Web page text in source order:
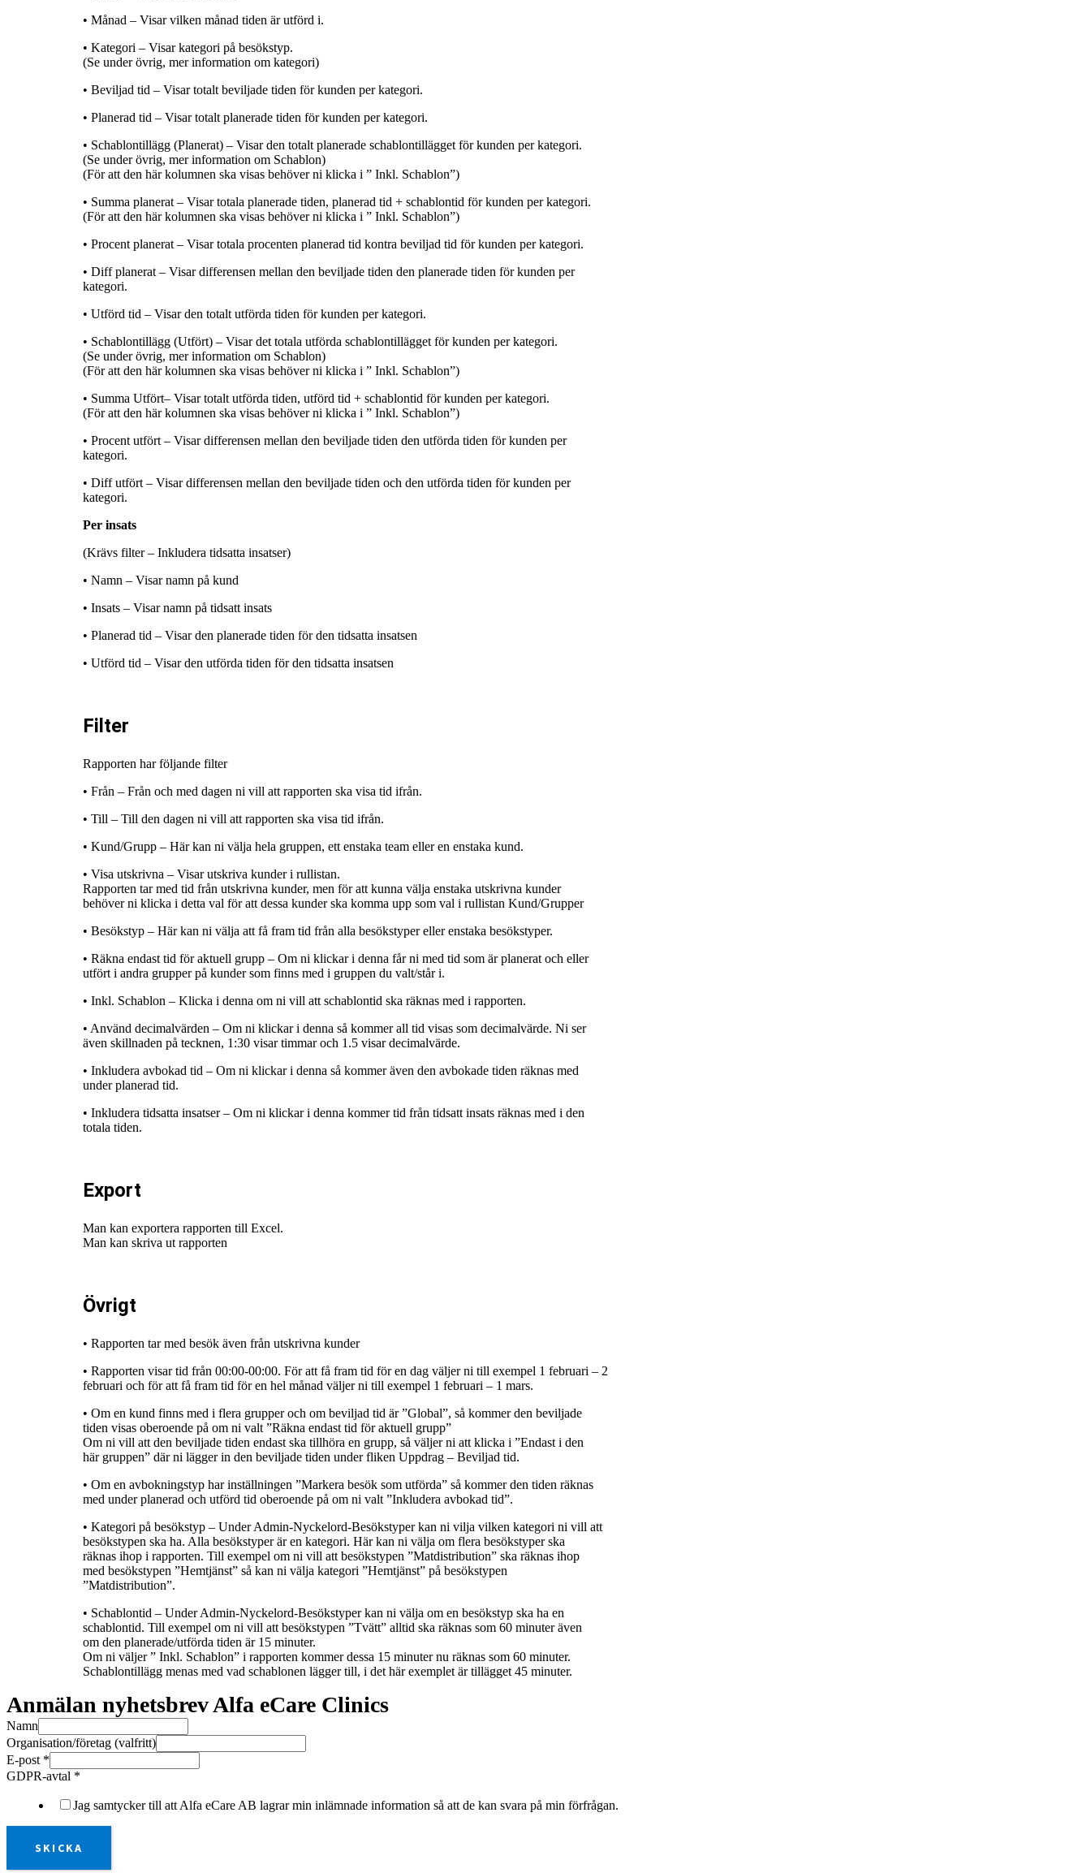
• Månad – Visar vilken månad tiden är utförd i.
• Kategori – Visar kategori på besökstyp.
(Se under övrig, mer information om kategori)
• Beviljad tid – Visar totalt beviljade tiden för kunden per kategori.
• Planerad tid – Visar totalt planerade tiden för kunden per kategori.
• Schablontillägg (Planerat) – Visar den totalt planerade schablontillägget för kunden per kategori.
(Se under övrig, mer information om Schablon)
(För att den här kolumnen ska visas behöver ni klicka i ” Inkl. Schablon”)
• Summa planerat – Visar totala planerade tiden, planerad tid + schablontid för kunden per kategori.
(För att den här kolumnen ska visas behöver ni klicka i ” Inkl. Schablon”)
• Procent planerat – Visar totala procenten planerad tid kontra beviljad tid för kunden per kategori.
• Diff planerat – Visar differensen mellan den beviljade tiden den planerade tiden för kunden per
kategori.
• Utförd tid – Visar den totalt utförda tiden för kunden per kategori.
• Schablontillägg (Utfört) – Visar det totala utförda schablontillägget för kunden per kategori.
(Se under övrig, mer information om Schablon)
(För att den här kolumnen ska visas behöver ni klicka i ” Inkl. Schablon”)
• Summa Utfört– Visar totalt utförda tiden, utförd tid + schablontid för kunden per kategori.
(För att den här kolumnen ska visas behöver ni klicka i ” Inkl. Schablon”)
• Procent utfört – Visar differensen mellan den beviljade tiden den utförda tiden för kunden per
kategori.
• Diff utfört – Visar differensen mellan den beviljade tiden och den utförda tiden för kunden per
kategori.
Per insats
(Krävs filter – Inkludera tidsatta insatser)
• Namn – Visar namn på kund
• Insats – Visar namn på tidsatt insats
• Planerad tid – Visar den planerade tiden för den tidsatta insatsen
• Utförd tid – Visar den utförda tiden för den tidsatta insatsen
Filter
Rapporten har följande filter
• Från – Från och med dagen ni vill att rapporten ska visa tid ifrån.
• Till – Till den dagen ni vill att rapporten ska visa tid ifrån.
• Kund/Grupp – Här kan ni välja hela gruppen, ett enstaka team eller en enstaka kund.
• Visa utskrivna – Visar utskriva kunder i rullistan.
Rapporten tar med tid från utskrivna kunder, men för att kunna välja enstaka utskrivna kunder
behöver ni klicka i detta val för att dessa kunder ska komma upp som val i rullistan Kund/Grupper
• Besökstyp – Här kan ni välja att få fram tid från alla besökstyper eller enstaka besökstyper.
• Räkna endast tid för aktuell grupp – Om ni klickar i denna får ni med tid som är planerat och eller
utfört i andra grupper på kunder som finns med i gruppen du valt/står i.
• Inkl. Schablon – Klicka i denna om ni vill att schablontid ska räknas med i rapporten.
• Använd decimalvärden – Om ni klickar i denna så kommer all tid visas som decimalvärde. Ni ser
även skillnaden på tecknen, 1:30 visar timmar och 1.5 visar decimalvärde.
• Inkludera avbokad tid – Om ni klickar i denna så kommer även den avbokade tiden räknas med
under planerad tid.
• Inkludera tidsatta insatser – Om ni klickar i denna kommer tid från tidsatt insats räknas med i den
totala tiden.
Export
Man kan exportera rapporten till Excel.
Man kan skriva ut rapporten
Övrigt
• Rapporten tar med besök även från utskrivna kunder
• Rapporten visar tid från 00:00-00:00. För att få fram tid för en dag väljer ni till exempel 1 februari – 2
februari och för att få fram tid för en hel månad väljer ni till exempel 1 februari – 1 mars.
• Om en kund finns med i flera grupper och om beviljad tid är ”Global”, så kommer den beviljade
tiden visas oberoende på om ni valt ”Räkna endast tid för aktuell grupp”
Om ni vill att den beviljade tiden endast ska tillhöra en grupp, så väljer ni att klicka i ”Endast i den
här gruppen” där ni lägger in den beviljade tiden under fliken Uppdrag – Beviljad tid.
• Om en avbokningstyp har inställningen ”Markera besök som utförda” så kommer den tiden räknas
med under planerad och utförd tid oberoende på om ni valt ”Inkludera avbokad tid”.
• Kategori på besökstyp – Under Admin-Nyckelord-Besökstyper kan ni vilja vilken kategori ni vill att
besökstypen ska ha. Alla besökstyper är en kategori. Här kan ni välja om flera besökstyper ska
räknas ihop i rapporten. Till exempel om ni vill att besökstypen ”Matdistribution” ska räknas ihop
med besökstypen ”Hemtjänst” så kan ni välja kategori ”Hemtjänst” på besökstypen
”Matdistribution”.
• Schablontid – Under Admin-Nyckelord-Besökstyper kan ni välja om en besökstyp ska ha en
schablontid. Till exempel om ni vill att besökstypen ”Tvätt” alltid ska räknas som 60 minuter även
om den planerade/utförda tiden är 15 minuter.
Om ni väljer ” Inkl. Schablon” i rapporten kommer dessa 15 minuter nu räknas som 60 minuter.
Schablontillägg menas med vad schablonen lägger till, i det här exemplet är tillägget 45 minuter.
Anmälan nyhetsbrev Alfa eCare Clinics
Namn
Organisation/företag (valfritt)
E-post *
GDPR-avtal *
Jag samtycker till att Alfa eCare AB lagrar min inlämnade information så att de kan svara på min förfrågan.
SKICKA